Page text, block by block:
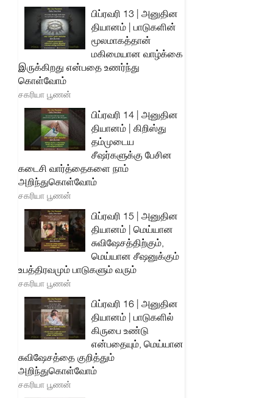
பிப்ரவரி 13 | அனுதின
தியானம் | பாடுகளின்
மூலமாகத்தான்
மகிமையான வாழ்க்கை
இருக்கிறது என்பதை உணர்ந்து
கொள்வோம்
சகரியா பூணன்
பிப்ரவரி 14 | அனுதின
தியானம் | கிறிஸ்து
தம்முடைய
சீஷர்களுக்கு பேசின
கடைசி வார்த்தைகளை நாம்
அறிந்துகொள்வோம்
சகரியா பூணன்
பிப்ரவரி 15 | அனுதின
தியானம் | மெய்யான
சுவிஷேசத்திற்கும்,
மெய்யான சீஷனுக்கும்
உபத்திரவமும் பாடுகளும் வரும்
சகரியா பூணன்
பிப்ரவரி 16 | அனுதின
தியானம் | பாடுகளில்
கிருபை உண்டு
என்பதையும், மெய்யான
சுவிஷேசத்தை குறித்தும்
அறிந்துகொள்வோம்
சகரியா பூணன்